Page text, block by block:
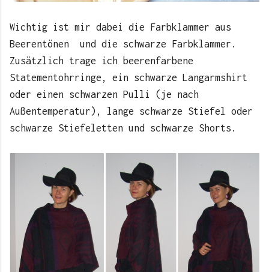
Wichtig ist mir dabei die Farbklammer aus
Beerentönen und die schwarze Farbklammer.
Zusätzlich trage ich beerenfarbene
Statementohrringe, ein schwarze Langarmshirt
oder einen schwarzen Pulli (je nach
Außentemperatur), lange schwarze Stiefel oder
schwarze Stiefeletten und schwarze Shorts.